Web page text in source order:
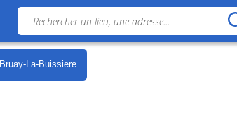
Bruay-La-Buissiere